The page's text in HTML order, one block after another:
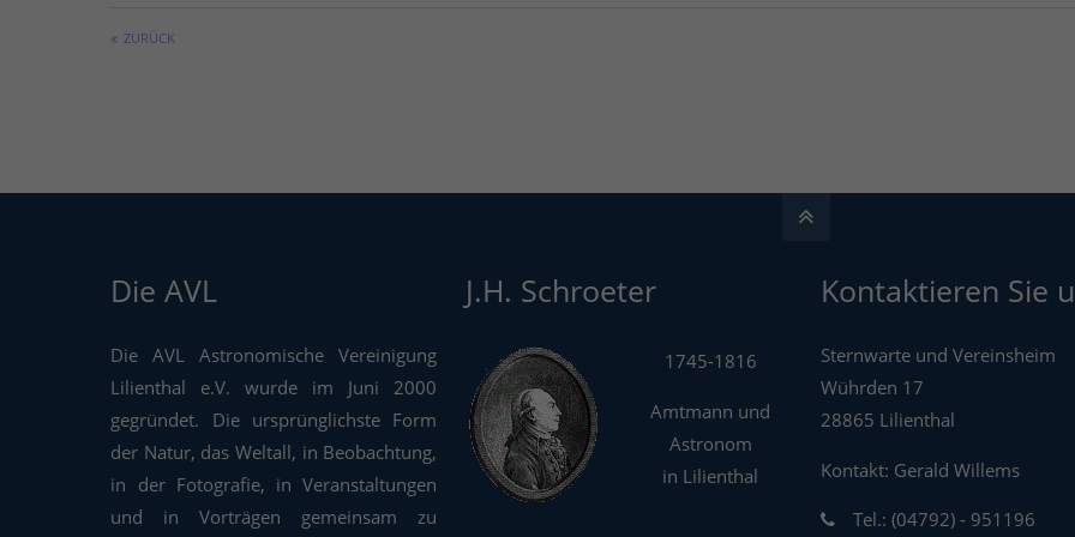
ZURÜCK
Die AVL
Die AVL Astronomische Vereinigung
Lilienthal e.V. wurde im Juni 2000
gegründet. Die ursprünglichste Form
der Natur, das Weltall, in Beobachtung,
in der Fotografie, in Veranstaltungen
und in Vorträgen gemeinsam zu
J.H. Schroeter
1745-1816
Amtmann und
Astronom
in Lilienthal
Kontaktieren Sie
Sternwarte und Vereinsheim
Wührden 17
28865 Lilienthal
Kontakt: Gerald Willems
Tel.: (04792) - 951196